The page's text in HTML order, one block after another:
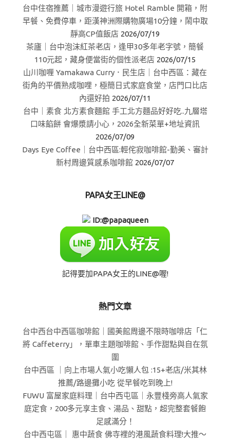
台中住宿推薦｜城市漫遊行旅 Hotel Ramble 開箱，附
早餐、免費停車，距漢神洲際購物廣場10分鐘，鬧中取
靜高CP值飯店 2026/07/19
茶廬｜台中泡沫紅茶老店，逢甲30多年老字號，簡餐
110元起，藏身便當街的個性派老店 2026/07/15
山川咖喱 Yamakawa Curry．民生店｜台中西區：藏在
街角的平價熟成咖哩，極簡日式家庭食堂，店門口比店
內還好拍 2026/07/11
台中｜素食 北方素食麵館 手工北方麵品好好吃..九層塔
口味餡餅 會爆漿請小心，2026全新菜單+地址資訊
2026/07/09
Days Eye Coffee｜台中西區:輕侘寂咖啡館-勤美、審計
新村周邊質感系咖啡館 2026/07/07
PAPA女王LINE@
ID:@papaqueen
記得要加PAPA女王的LINE@喔!
熱門文章
台中西台中西區咖啡館｜國美館周邊不限時咖啡店「仁
將 Caffeterry」，單車主題咖啡館、手作甜點與自在氛
圍
台中西區 ｜向上市場人氣小吃懶人包 :15+老店/米其林
推薦/路邊攤小吃 從早餐吃到晚上!
FUWU 富屋家庭料理｜台中西屯區｜永豐棧旁高人氣家
庭定食，200多元享主食、湯品、甜點，超完整套餐飽
足感滿分！
台中西屯區｜ 惠中蔬食 佛寺裡的港風蔬食料理!大推～